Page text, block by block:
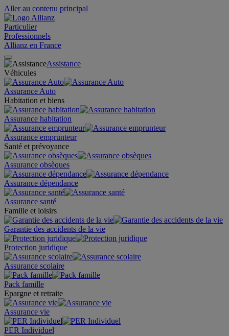
Aller au contenu principal
Particulier
Professionnels
Allianz en France
Assistance
Véhicules
Assurance Auto
Habitation et biens
Assurance habitation
Assurance emprunteur
Santé et prévoyance
Assurance obsèques
Assurance dépendance
Assurance santé
Famille et loisirs
Garantie des accidents de la vie
Protection juridique
Assurance scolaire
Pack famille
Epargne et retraite
Assurance vie
PER Individuel